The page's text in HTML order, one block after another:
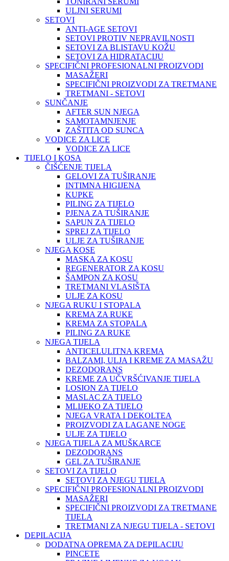
ULJNI SERUMI
SETOVI
ANTI-AGE SETOVI
SETOVI PROTIV NEPRAVILNOSTI
SETOVI ZA BLISTAVU KOŽU
SETOVI ZA HIDRATACIJU
SPECIFIČNI PROFESIONALNI PROIZVODI
MASAŽERI
SPECIFIČNI PROIZVODI ZA TRETMANE
TRETMANI - SETOVI
SUNČANJE
AFTER SUN NJEGA
SAMOTAMNJENJE
ZAŠTITA OD SUNCA
VODICE ZA LICE
VODICE ZA LICE
TIJELO I KOSA
ČIŠĆENJE TIJELA
GELOVI ZA TUŠIRANJE
INTIMNA HIGIJENA
KUPKE
PILING ZA TIJELO
PJENA ZA TUŠIRANJE
SAPUN ZA TIJELO
SPREJ ZA TIJELO
ULJE ZA TUŠIRANJE
NJEGA KOSE
MASKA ZA KOSU
REGENERATOR ZA KOSU
ŠAMPON ZA KOSU
TRETMANI VLASIŠTA
ULJE ZA KOSU
NJEGA RUKU I STOPALA
KREMA ZA RUKE
KREMA ZA STOPALA
PILING ZA RUKE
NJEGA TIJELA
ANTICELULITNA KREMA
BALZAMI, ULJA I KREME ZA MASAŽU
DEZODORANS
KREME ZA UČVRŠĆIVANJE TIJELA
LOSION ZA TIJELO
MASLAC ZA TIJELO
MLIJEKO ZA TIJELO
NJEGA VRATA I DEKOLTEA
PROIZVODI ZA LAGANE NOGE
ULJE ZA TIJELO
NJEGA TIJELA ZA MUŠKARCE
DEZODORANS
GEL ZA TUŠIRANJE
SETOVI ZA TIJELO
SETOVI ZA NJEGU TIJELA
SPECIFIČNI PROFESIONALNI PROIZVODI
MASAŽERI
SPECIFIČNI PROIZVODI ZA TRETMANE
TIJELA
TRETMANI ZA NJEGU TIJELA - SETOVI
DEPILACIJA
DODATNA OPREMA ZA DEPILACIJU
PINCETE